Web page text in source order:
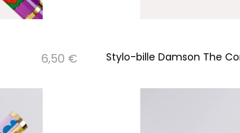
6,50 € Stylo-bille Damson The